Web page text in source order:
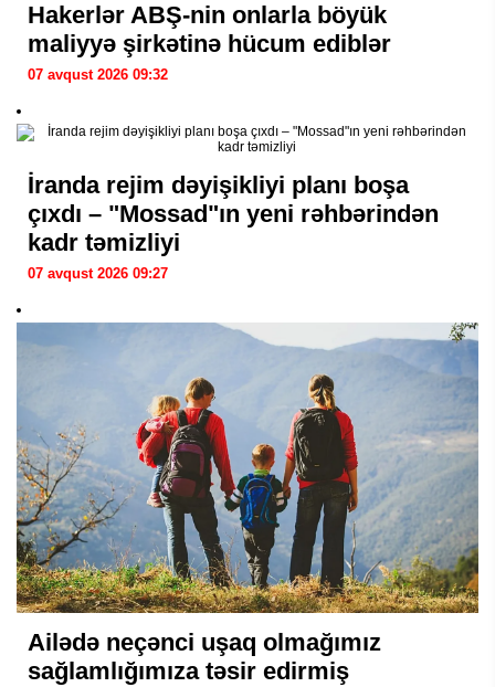
Hakerlər ABŞ-nin onlarla böyük
maliyyə şirkətinə hücum ediblər
07 avqust 2026 09:32
İranda rejim dəyişikliyi planı boşa
çıxdı – "Mossad"ın yeni rəhbərindən
kadr təmizliyi
07 avqust 2026 09:27
Ailədə neçənci uşaq olmağımız
sağlamlığımıza təsir edirmiş